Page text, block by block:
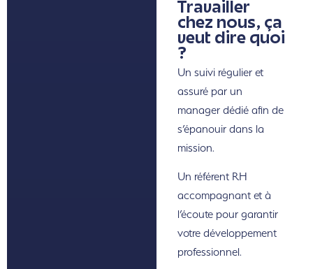
Travailler
chez nous, ça
veut dire quoi
?
Un suivi régulier et
assuré par un
manager dédié afin de
s’épanouir dans la
mission.
Un référent RH
accompagnant et à
l’écoute pour garantir
votre développement
professionnel.